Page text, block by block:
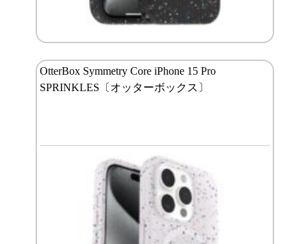
OtterBox Symmetry Core iPhone 15 Pro
SPRINKLES〔オッターボックス〕